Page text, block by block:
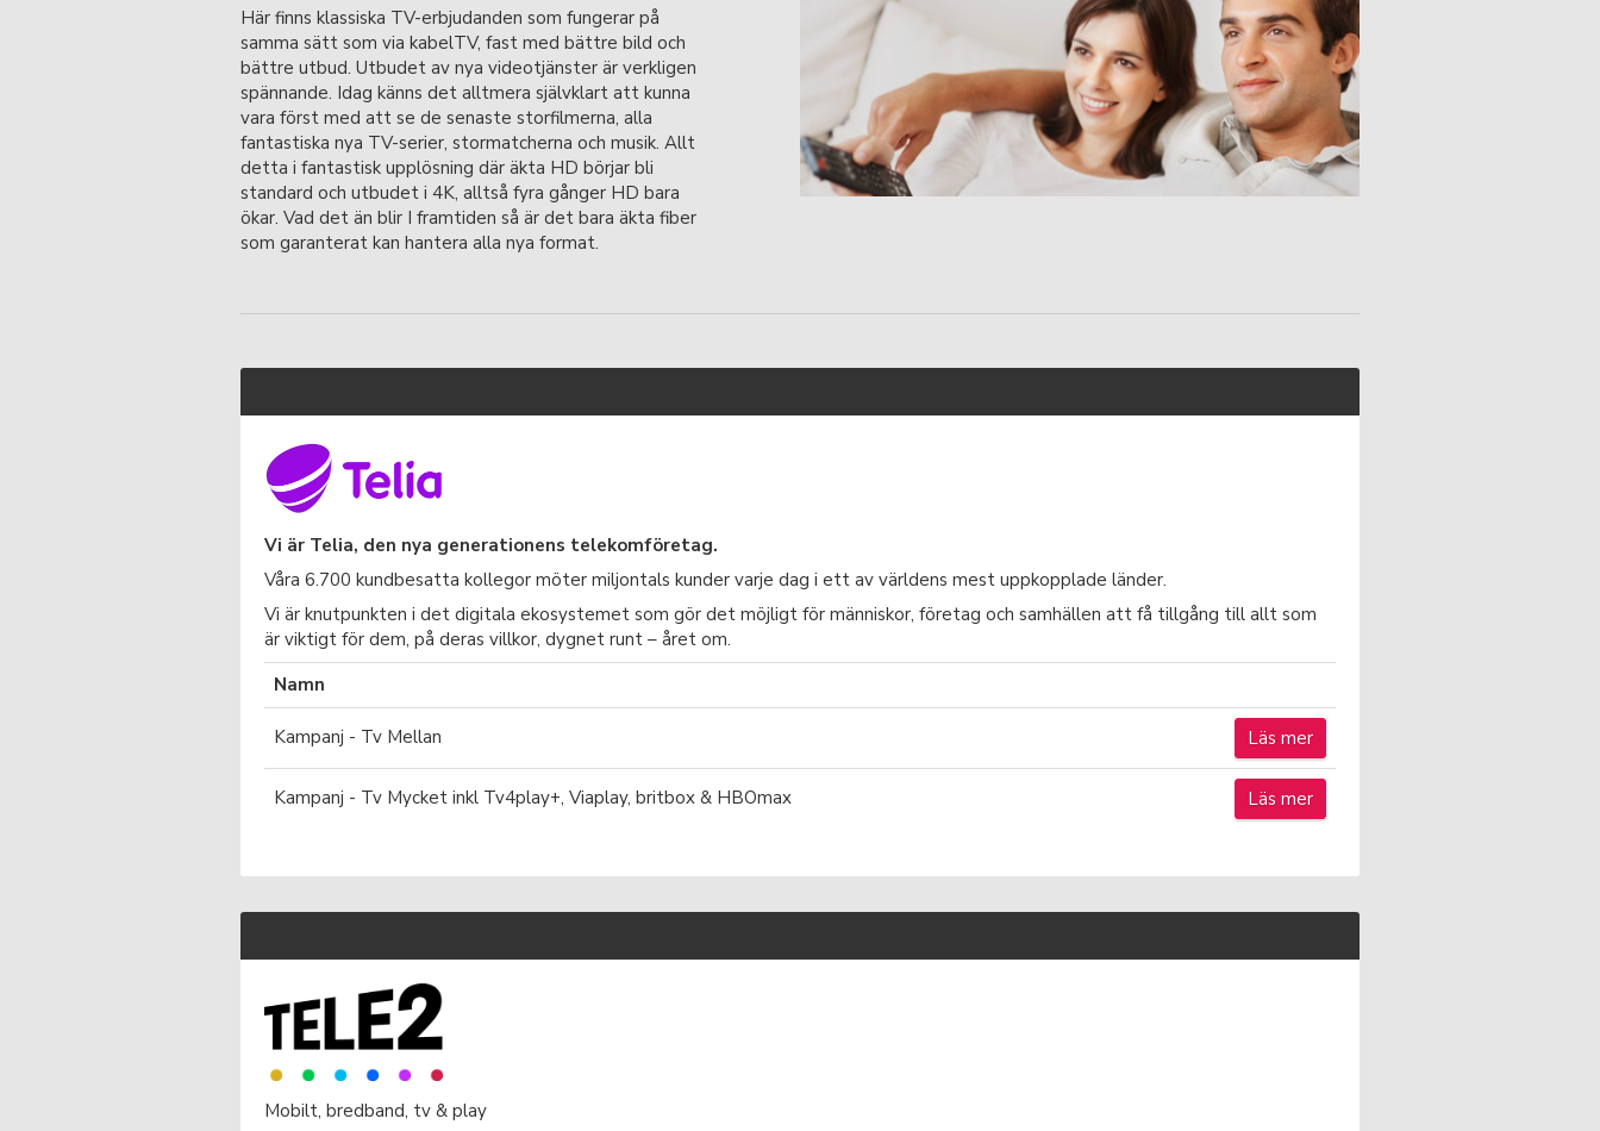
Här finns klassiska TV-erbjudanden som fungerar på
samma sätt som via kabelTV, fast med bättre bild och
bättre utbud. Utbudet av nya videotjänster är verkligen
spännande. Idag känns det alltmera självklart att kunna
vara först med att se de senaste storfilmerna, alla
fantastiska nya TV-serier, stormatcherna och musik. Allt
detta i fantastisk upplösning där äkta HD börjar bli
standard och utbudet i 4K, alltså fyra gånger HD bara
ökar. Vad det än blir I framtiden så är det bara äkta fiber
som garanterat kan hantera alla nya format.
Vi är Telia, den nya generationens telekomföretag.
Våra 6.700 kundbesatta kollegor möter miljontals kunder varje dag i ett av världens mest uppkopplade länder.
Vi är knutpunkten i det digitala ekosystemet som gör det möjligt för människor, företag och samhällen att få tillgång till allt som
är viktigt för dem, på deras villkor, dygnet runt – året om.
Namn
Kampanj - Tv Mellan Läs mer
Kampanj - Tv Mycket inkl Tv4play+, Viaplay, britbox & HBOmax Läs mer
Mobilt, bredband, tv & play